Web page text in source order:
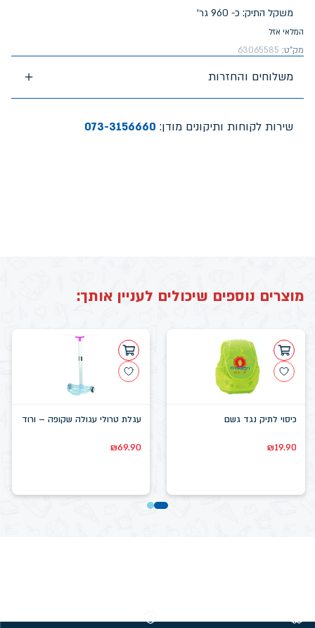
משקל התיק: כ- 960 גר'
המלאי אזל
מק"ט: 63065585
משלוחים והחזרות
שירות לקוחות ותיקונים מודן: 073-3156660
מוצרים נוספים שיכולים לעניין אותך:
כיסוי לתיק נגד גשם
₪19.90
עגלת טרולי עגולה שקופה – ורוד
₪69.90